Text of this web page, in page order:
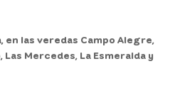
en las veredas Campo Alegre,
Las Mercedes, La Esmeralda y